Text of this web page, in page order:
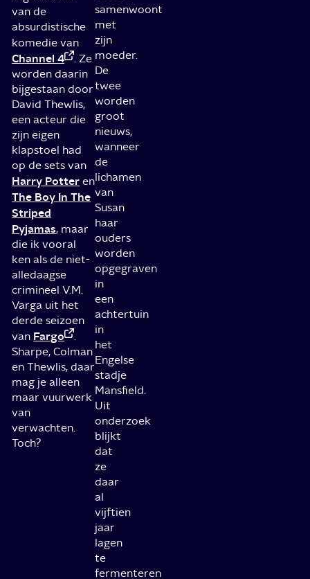
van de
absurdistische
komedie van
Channel 4
. Ze
worden daarin
bijgestaan door
David Thewlis,
een acteur die
zijn eigen
klapstoel had
op de sets van
Harry Potter en
The Boy In The
Striped
Pyjamas, maar
die ik vooral
ken als de niet-
alledaagse
crimineel V.M.
Varga uit het
derde seizoen
van Fargo
.
Sharpe, Colman
en Thewlis, daar
mag je alleen
maar vuurwerk
van
verwachten.
Toch?
samenwoont
met
zijn
moeder.
De
twee
worden
groot
nieuws,
wanneer
de
lichamen
van
Susan
haar
ouders
worden
opgegraven
in
een
achtertuin
in
het
Engelse
stadje
Mansfield.
Uit
onderzoek
blijkt
dat
ze
daar
al
vijftien
jaar
lagen
te
fermenteren